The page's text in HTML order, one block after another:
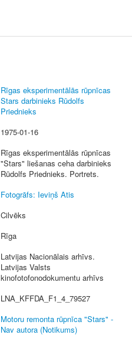
Rīgas eksperimentālās rūpnīcas
Stars darbinieks Rūdolfs
Priednieks
1975-01-16
Rīgas eksperimentālās rūpnīcas
"Stars" liešanas ceha darbinieks
Rūdolfs Priednieks. Portrets.
Fotogrāfs: Ieviņš Atis
Cilvēks
Rīga
Latvijas Nacionālais arhīvs.
Latvijas Valsts
kinofotofonodokumentu arhīvs
LNA_KFFDA_F1_4_79527
Motoru remonta rūpnīca "Stars" -
Nav autora (Notikums)